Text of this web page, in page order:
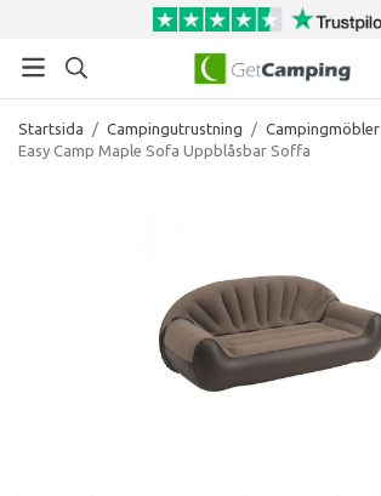
Startsida / Campingutrustning / Campingmöbler
Easy Camp Maple Sofa Uppblåsbar Soffa